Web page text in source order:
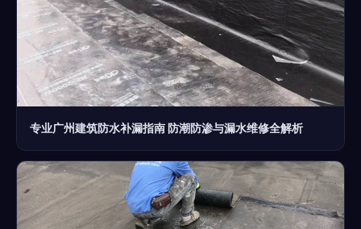
专业广州建筑防水补漏指南 防潮防渗与漏水维修全解析